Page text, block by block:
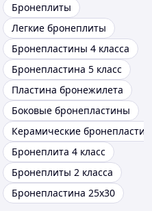
Бронеплиты
Легкие бронеплиты
Бронепластины 4 класса
Бронепластина 5 класс
Пластина бронежилета
Боковые бронепластины
Керамические
Бронеплита 4 класс
Бронеплиты 2 класса
Бронепластина 25х30